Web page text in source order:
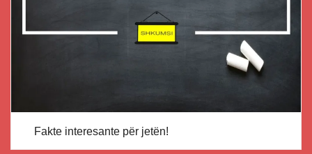
Fakte interesante për jetën!